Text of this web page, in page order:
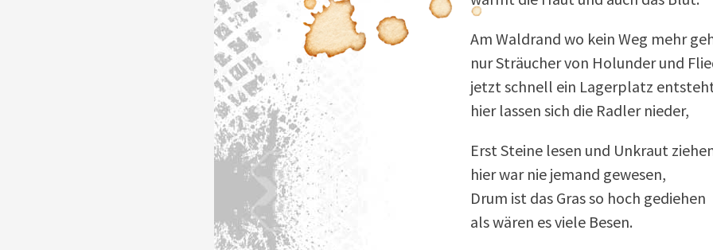
Am Waldrand wo kein Weg mehr
nur Sträucher von Holunder und
jetzt schnell ein Lagerplatz
hier lassen sich die Radler nieder,
Erst Steine lesen und Unkraut
hier war nie jemand gewesen,
Drum ist das Gras so hoch gediehen
als wären es viele Besen.